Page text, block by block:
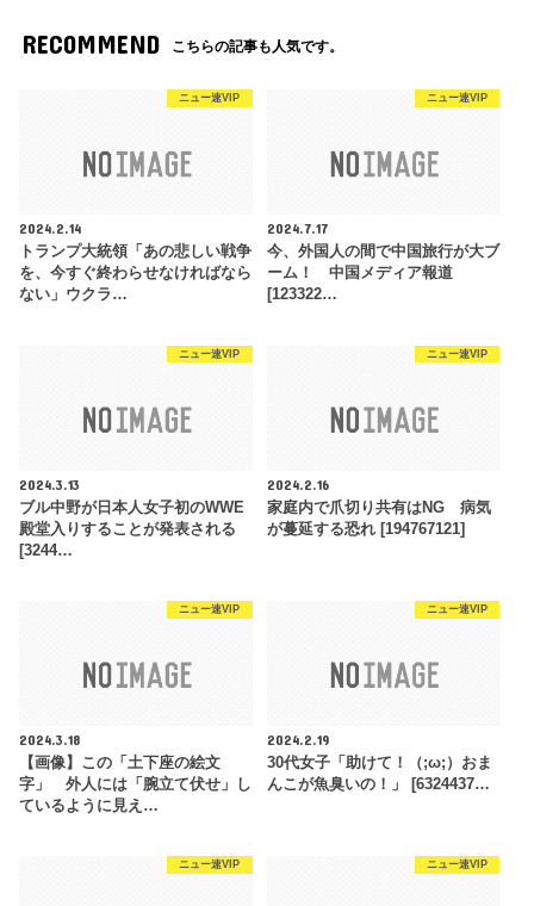
RECOMMEND こちらの記事も人気です。
ニュー速VIP
2024.2.14
トランプ大統領「あの悲しい戦争
を、今すぐ終わらせなければなら
ない」ウクラ…
ニュー速VIP
2024.7.17
今、外国人の間で中国旅行が大ブ
ーム！ 中国メディア報道
[123322…
ニュー速VIP
2024.3.13
ブル中野が日本人女子初のWWE
殿堂入りすることが発表される
[3244…
ニュー速VIP
2024.2.16
家庭内で爪切り共有はNG 病気
が蔓延する恐れ [194767121]
ニュー速VIP
2024.3.18
【画像】この「土下座の絵文
字」 外人には「腕立て伏せ」し
ているように見え…
ニュー速VIP
2024.2.19
30代女子「助けて！（;ω;）おま
んこが魚臭いの！」 [6324437…
ニュー速VIP ニュー速VIP